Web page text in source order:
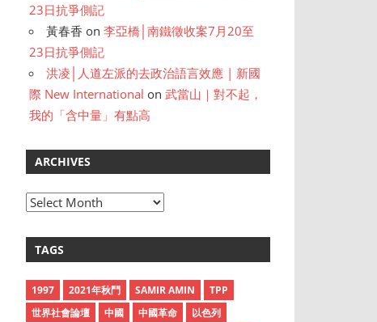
23日抗爭側記
黃春香 on李亞橋│南鐵徵收案7月20至
23日抗爭側記
洪凌│人道左派的去政治語言效應 | 新國
際 New International on武當山｜對不起，
我的「含中量」有點高
ARCHIVES
A
h
v
TAGS
1997 2021年秋鬥 SAMIR AMIN
TPP
世界社會論壇
中國 中國革命
以色列